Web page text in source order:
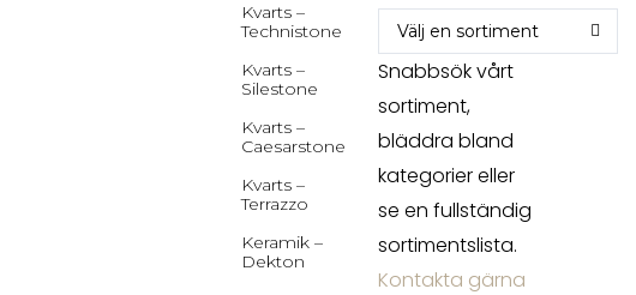
Kvarts –
Technistone
Kvarts –
Silestone
Kvarts –
Caesarstone
Kvarts –
Terrazzo
Keramik –
Dekton
Snabbsök vårt
sortiment,
bläddra bland
kategorier eller
se en fullständig
sortimentslista.
Kontakta gärna